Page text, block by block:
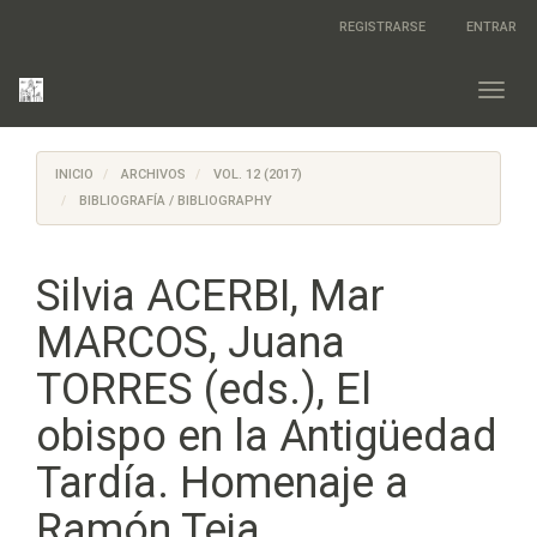
contenido
la
página
Navegación
principal
Contenido
Barra
lateral
REGISTRARSE ENTRAR
INICIO ARCHIVOS
VOL. 12 (2017)
BIBLIOGRAFÍA / BIBLIOGRAPHY
Silvia ACERBI, Mar
MARCOS, Juana
TORRES (eds.), El
obispo en la Antigüedad
Tardía. Homenaje a